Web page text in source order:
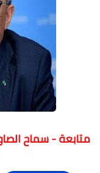
متابعة - سماح